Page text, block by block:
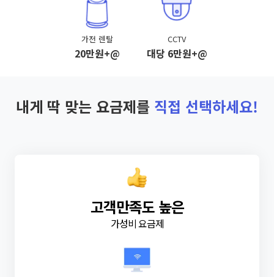
가전 렌탈
20만원+@
CCTV
대당 6만원+@
내게 딱 맞는 요금제를 직접 선택하세요!
고객만족도 높은
가성비 요금제